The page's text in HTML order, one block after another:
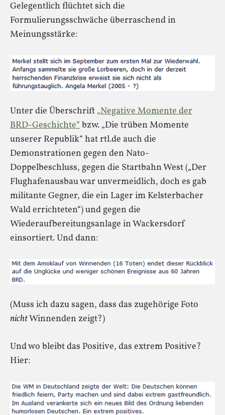
Gelegentlich flüchtet sich die
Formulierungsschwäche überraschend in
Meinungsstärke:
Unter die Überschrift „Negative Momente der
BRD-Geschichte“bzw. „Die trüben Momente
unserer Republik“ hat rtl.de auch die
Demonstrationen gegen den Nato-
Doppelbeschluss, gegen die Startbahn West („Der
Flughafenausbau war unvermeidlich, doch es gab
militante Gegner, die ein Lager im Kelsterbacher
Wald errichteten“) und gegen die
Wiederaufbereitungsanlage in Wackersdorf
einsortiert. Und dann:
(Muss ich dazu sagen, dass das zugehörige Foto
nichtWinnenden zeigt?)
Und wo bleibt das Positive, das extrem Positive?
Hier: